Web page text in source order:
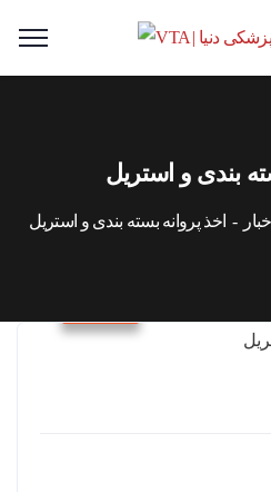
بندی و استریل
اخبار اخذ پروانه بسته بندی و استریل